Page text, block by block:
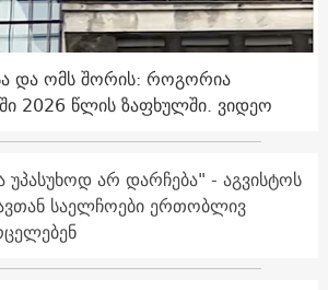
და ომს შორის: როგორია
2026 წლის ზაფხულში. ვიდეო
უპასუხოდ არ დარჩება" - აგვისტოს
საელჩოები ერთობლივ